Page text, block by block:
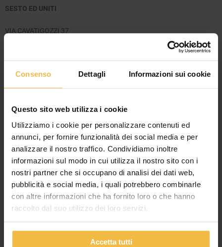
Consenso Dettagli Informazioni sui cookie
Questo sito web utilizza i cookie
Utilizziamo i cookie per personalizzare contenuti ed
annunci, per fornire funzionalità dei social media e per
analizzare il nostro traffico. Condividiamo inoltre
informazioni sul modo in cui utilizza il nostro sito con i
nostri partner che si occupano di analisi dei dati web,
pubblicità e social media, i quali potrebbero combinarle
con altre informazioni che ha fornito loro o che hanno
raccolto dal suo utilizzo dei loro servizi.
Accetta tutti
SESTO ED UNITI
VIA CAVATIGOZZI 37
GUARDA SU GOOGLE MAPS
PROVINCIA DI MANTOVA